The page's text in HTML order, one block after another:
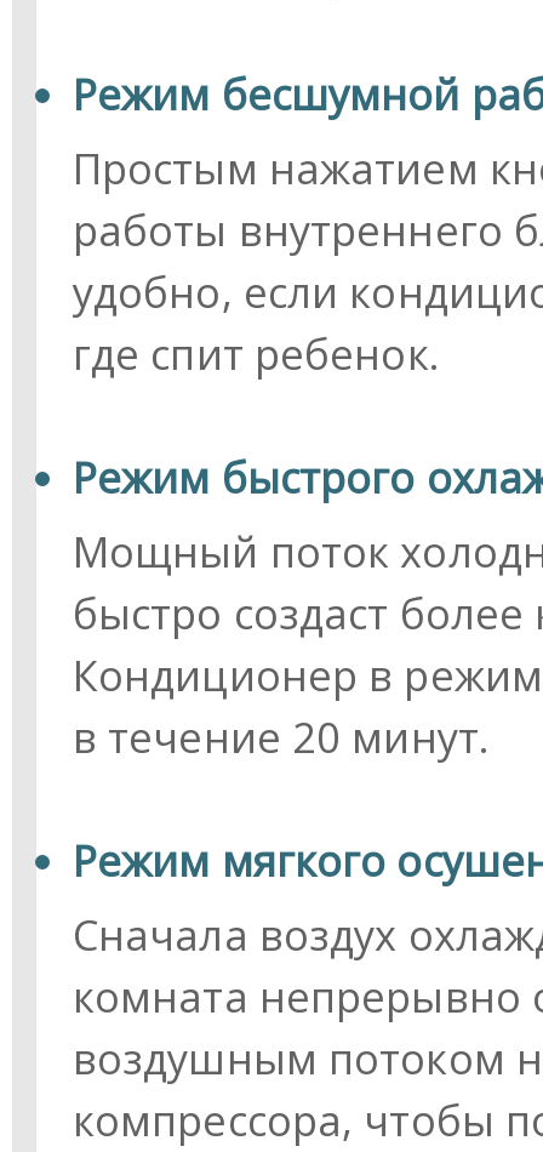
Режим бесшумной
Простым нажатием
работы внутреннего
удобно, если
где спит ребенок.
Режим быстрого
Мощный поток
быстро создаст
Кондиционер в
в течение 20 минут.
Режим мягкого
Сначала воздух
комната непрерывно
воздушным потоком
компрессора, чтобы